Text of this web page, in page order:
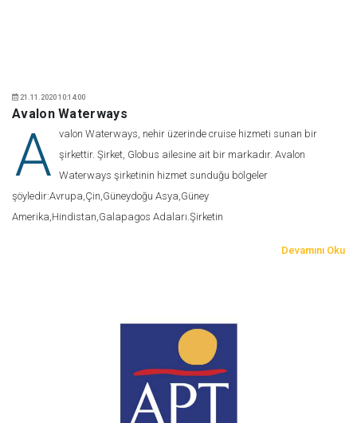
21.11.2020 10:14:00
Avalon Waterways
A
valon Waterways, nehir üzerinde cruise hizmeti sunan bir
şirkettir. Şirket, Globus ailesine ait bir markadır. Avalon
Waterways şirketinin hizmet sunduğu bölgeler
şöyledir:Avrupa,Çin,Güneydoğu Asya,Güney
Amerika,Hindistan,Galapagos Adaları.Şirketin
Devamını Oku